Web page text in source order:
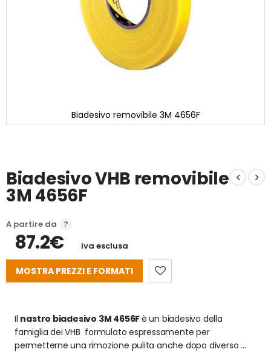
Biadesivo removibile 3M 4656F
di
immagini
Biadesivo VHB removibile
3M 4656F
A partire da
87.2€ iva esclusa
MOSTRA PREZZI E FORMATI
Il nastro biadesivo 3M 4656F è un biadesivo della
famiglia dei VHB  formulato espressamente per
permetterne una rimozione pulita anche dopo diverso